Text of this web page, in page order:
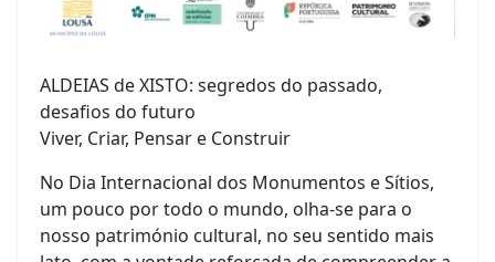
ALDEIAS de XISTO: segredos do passado,
desafios do futuro
Viver, Criar, Pensar e Construir
No Dia Internacional dos Monumentos e Sítios,
um pouco por todo o mundo, olha-se para o
nosso património cultural, no seu sentido mais